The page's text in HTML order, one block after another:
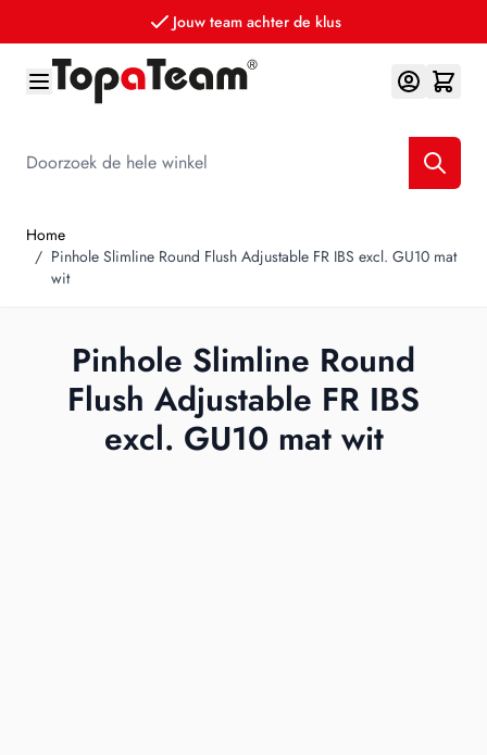
Jouw team achter de klus
Ga naar de inhoud
Doorzoek de hele winkel
Home
/ Pinhole Slimline Round Flush Adjustable FR IBS excl. GU10 mat
wit
Pinhole Slimline Round
Flush Adjustable FR IBS
excl. GU10 mat wit